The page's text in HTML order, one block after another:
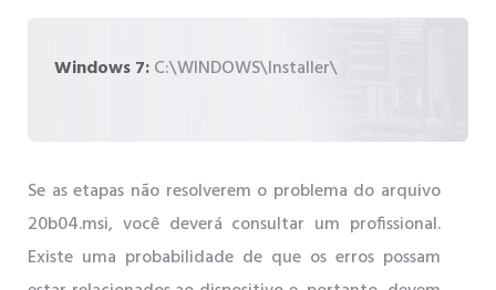
Windows 7:C:\WINDOWS\Installer\
Se as etapas não resolverem o problema do arquivo
20b04.msi, você deverá consultar um profissional.
Existe uma probabilidade de que os erros possam